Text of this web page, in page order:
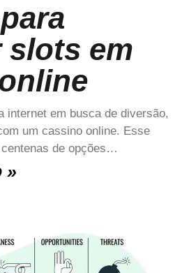
slots em
internet em busca de diversão,
um cassino online. Esse
de opções…
»